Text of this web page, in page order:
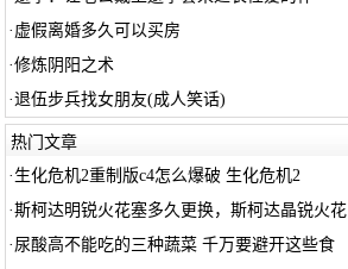
· 虚假离婚多久可以买房
·修炼阴阳之术
·退伍步兵找女朋友(成人笑话)
热门文章
· 生化危机2重制版c4怎么爆破 生化危机2
·斯柯达明锐火花塞多久更换，斯柯达晶锐火花
· 尿酸高不能吃的三种蔬菜 千万要避开这些食